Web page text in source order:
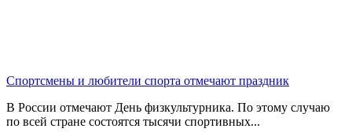
Спортсмены и любители спорта отмечают праздник
В России отмечают День физкультурника. По этому случаю
по всей стране состоятся тысячи спортивных...